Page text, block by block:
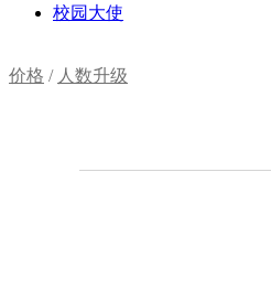
校园大使
价格 / 人数升级